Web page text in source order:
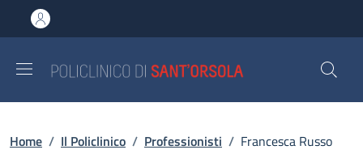
al contenuto principale
to footer content
Briciole di pane
Home / Il Policlinico / Professionisti / Francesca Russo